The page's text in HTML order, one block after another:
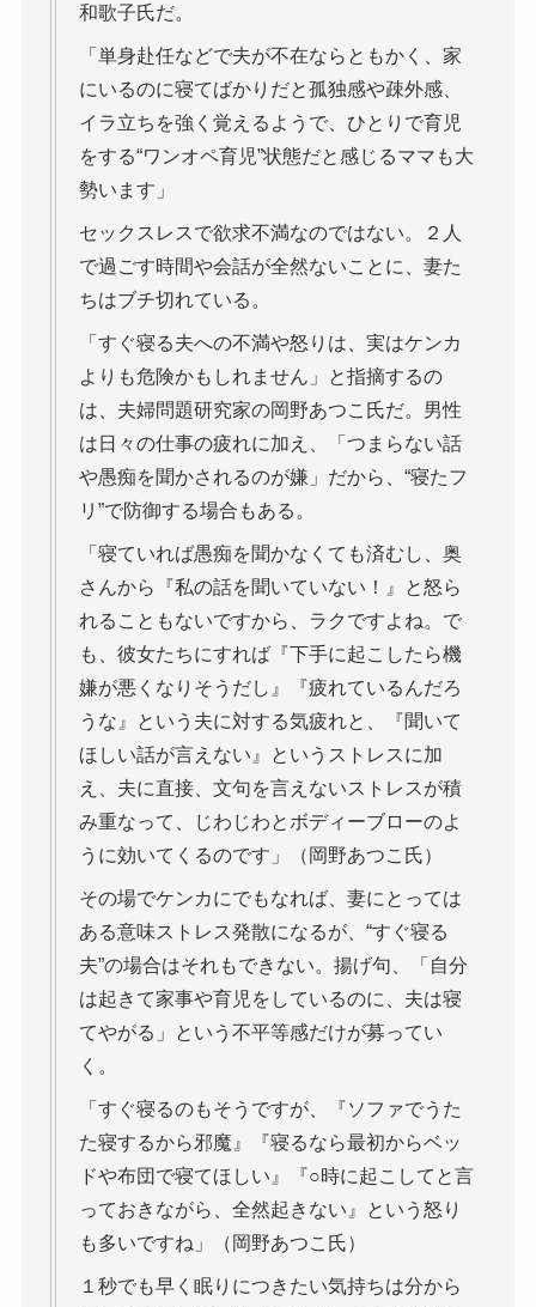
和歌子氏だ。
「単身赴任などで夫が不在ならともかく、家
にいるのに寝てばかりだと孤独感や疎外感、
イラ立ちを強く覚えるようで、ひとりで育児
をする“ワンオペ育児”状態だと感じるママも大
勢います」
セックスレスで欲求不満なのではない。２人
で過ごす時間や会話が全然ないことに、妻た
ちはブチ切れている。
「すぐ寝る夫への不満や怒りは、実はケンカ
よりも危険かもしれません」と指摘するの
は、夫婦問題研究家の岡野あつこ氏だ。男性
は日々の仕事の疲れに加え、「つまらない話
や愚痴を聞かされるのが嫌」だから、“寝たフ
リ”で防御する場合もある。
「寝ていれば愚痴を聞かなくても済むし、奥
さんから『私の話を聞いていない！』と怒ら
れることもないですから、ラクですよね。で
も、彼女たちにすれば『下手に起こしたら機
嫌が悪くなりそうだし』『疲れているんだろ
うな』という夫に対する気疲れと、『聞いて
ほしい話が言えない』というストレスに加
え、夫に直接、文句を言えないストレスが積
み重なって、じわじわとボディーブローのよ
うに効いてくるのです」（岡野あつこ氏）
その場でケンカにでもなれば、妻にとっては
ある意味ストレス発散になるが、“すぐ寝る
夫”の場合はそれもできない。揚げ句、「自分
は起きて家事や育児をしているのに、夫は寝
てやがる」という不平等感だけが募ってい
く。
「すぐ寝るのもそうですが、『ソファでうた
た寝するから邪魔』『寝るなら最初からベッ
ドや布団で寝てほしい』『○時に起こしてと言
っておきながら、全然起きない』という怒り
も多いですね」（岡野あつこ氏）
１秒でも早く眠りにつきたい気持ちは分から